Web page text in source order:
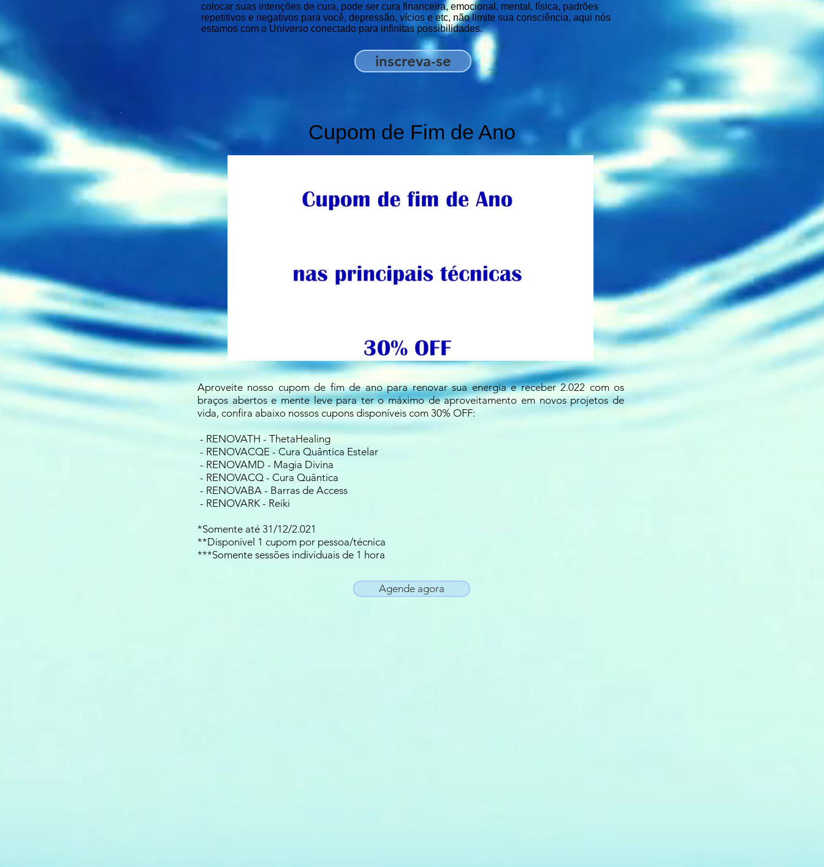
colocar suas intenções de cura, pode ser cura financeira, emocional, mental, física, padrões
repetitivos e negativos para você, depressão, vícios e etc, não limite sua consciência, aqui nós
estamos com o Universo conectado para infinitas possibilidades.
inscreva-se
Cupom de Fim de Ano
Promoção final de
Aproveite nosso cupom de fim de ano para renovar sua energia e receber 2.022 com os
braços abertos e mente leve para ter o máximo de aproveitamento em novos projetos de
vida, confira abaixo nossos cupons disponíveis com 30% OFF:
- RENOVATH - ThetaHealing
- RENOVACQE - Cura Quântica Estelar
- RENOVAMD - Magia Divina
- RENOVACQ - Cura Quântica
- RENOVABA - Barras de Access
- RENOVARK - Reiki
*Somente até 31/12/2.021
**Disponível 1 cupom por pessoa/técnica
***Somente sessões individuais de 1 hora
Agende agora